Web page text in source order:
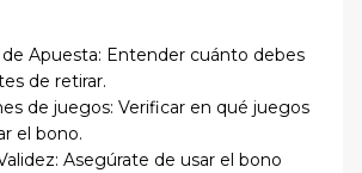
Apuesta: Entender cuánto debes
de retirar.
de juegos: Verificar en qué juegos
el bono.
Asegúrate de usar el bono